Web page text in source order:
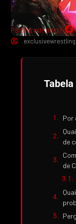
Partilha este artigo:
exclusivewrestling
Por
de
de